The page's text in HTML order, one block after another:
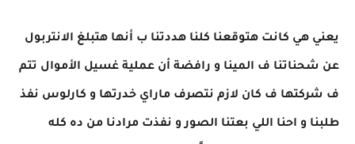
يعني هي كانت هتوقعنا كلنا هددتنا ب أنها هتبلغ الانتربول
عن شحناتنا ف المينا و رافضة أن عملية غسيل الأموال تتم
ف شركتها ف كان لازم نتصرف ماراي خدرتها و كارلوس نفذ
طلبنا و احنا اللي بعتنا الصور و نفذت مرادنا من ده كله